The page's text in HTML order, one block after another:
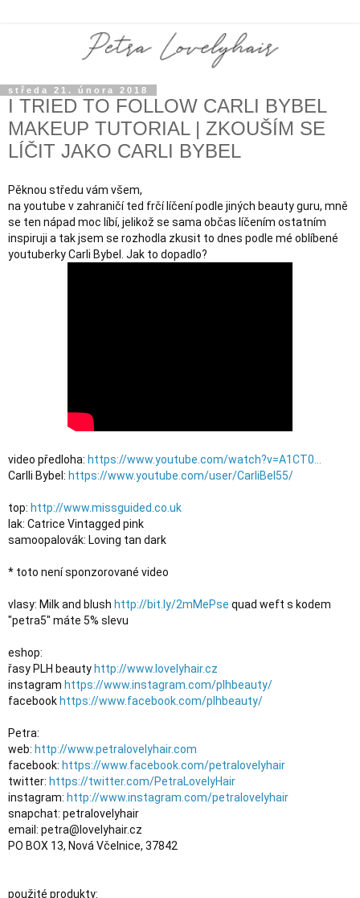
středa 21. února 2018
I TRIED TO FOLLOW CARLI BYBEL
MAKEUP TUTORIAL | ZKOUŠÍM SE
LÍČIT JAKO CARLI BYBEL
Pěknou středu vám všem,
na youtube v zahraničí ted frčí líčení podle jiných beauty guru, mně
se ten nápad moc líbí, jelikož se sama občas líčením ostatním
inspiruji a tak jsem se rozhodla zkusit to dnes podle mé oblíbené
youtuberky Carli Bybel. Jak to dopadlo?
video předloha: https://www.youtube.com/watch?v=A1CT0...
Carlli Bybel: https://www.youtube.com/user/CarliBel55/
top: http://www.missguided.co.uk
lak: Catrice Vintagged pink
samoopalovák: Loving tan dark
* toto není sponzorované video
vlasy: Milk and blush http://bit.ly/2mMePse quad weft s kodem
"petra5" máte 5% slevu
eshop:
řasy PLH beauty http://www.lovelyhair.cz
instagram https://www.instagram.com/plhbeauty/
facebook https://www.facebook.com/plhbeauty/
Petra:
web: http://www.petralovelyhair.com
facebook: https://www.facebook.com/petralovelyhair
twitter: https://twitter.com/PetraLovelyHair
instagram: http://www.instagram.com/petralovelyhair
snapchat: petralovelyhair
email: petra@lovelyhair.cz
použité produkty: